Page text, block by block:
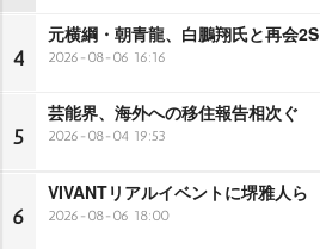
4
元横綱・朝青龍、白鵬翔氏と再会2S
2026-08-06 16:16
5
芸能界、海外への移住報告相次ぐ
2026-08-04 19:53
6
VIVANTリアルイベントに堺雅人ら
2026-08-06 18:00